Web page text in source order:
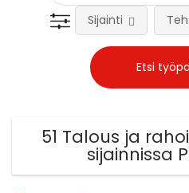
Sijainti
51 Talous ja
sijainnissa